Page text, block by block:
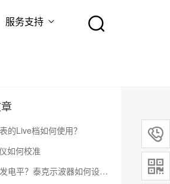
服务支持
的Live档如何使用？
如何校准
？泰克示波器如何设置触发电平？

